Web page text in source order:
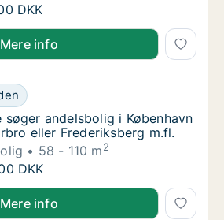
søger andelsbolig i København
DKK
i København
Mere info
søger andelsbolig i København K,
søger andelsbolig i København K,
søger andelsbolig i København
eller Frederiksberg m.fl.
58 - 110 m2
søger andelsbolig i København K,
DKK
i København K,
Mere info